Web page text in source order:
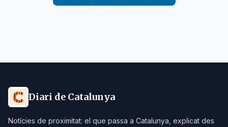
Diari de Catalunya
Notícies de proximitat: el que passa a Catalunya, explicat des